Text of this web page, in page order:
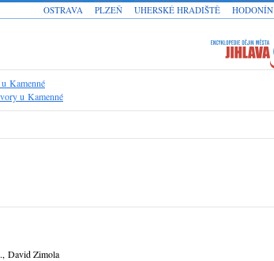
Kamenné
u Kamenné
David Zimola
HODONÍN
UHERSKÉ HRADIŠTĚ
PLZEŇ
OSTRAVA